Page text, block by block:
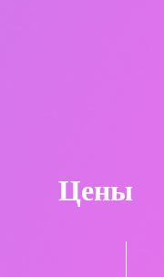
Цены